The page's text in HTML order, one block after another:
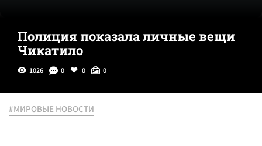
Полиция показала личные вещи
Чикатило
1026 0 0 0
#МИРОВЫЕ НОВОСТИ